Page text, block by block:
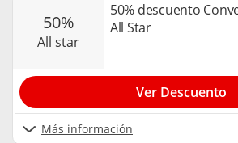
50%
all star
50% descuento
All Star
Más información
Ver Descuento